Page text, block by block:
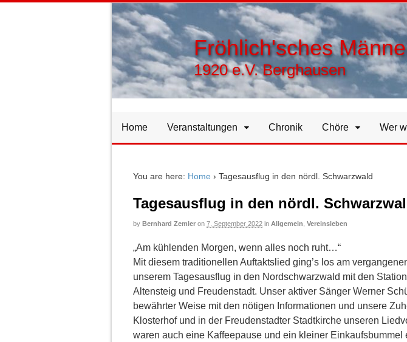
Fröhlich'sches
1920 e.V. Berghausen
Home Veranstaltungen Chronik Chöre Wer
You are here: Home › Tagesausflug in den nördl. Schwarzwald
Tagesausflug in den nördl.
by Bernhard Zemler on 7. September 2022 in Allgemein Vereinsleben
„Am kühlenden Morgen, wenn alles noch ruht…“
Mit diesem traditionellen Auftaktslied ging’s los am
unserem Tagesausflug in den Nordschwarzwald mit den
Altensteig und Freudenstadt. Unser aktiver Sänger Werner
bewährter Weise mit den nötigen Informationen und unsere
Klosterhof und in der Freudenstadter Stadtkirche unseren
waren auch eine Kaffeepause und ein kleiner Einkaufsbummel